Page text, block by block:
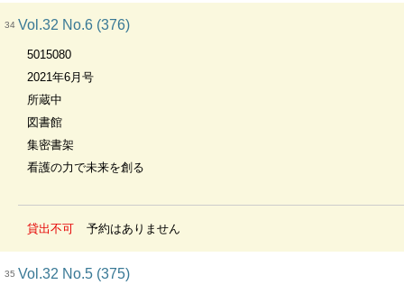
34 Vol.32 No.6 (376)
5015080
2021年6月号
所蔵中
図書館
集密書架
看護の力で未来を創る
貸出不可 予約はありません
35 Vol.32 No.5 (375)